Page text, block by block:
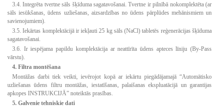
3.4. Integrēta tvertne sāls šķīduma sagatavošanai. Tvertne ir pilnībā nokomplektēta (ar
sāls iesūkšanas, ūdens uzliešanas, aizsardzības no ūdens pārplūdes mehānismiem un
savienojumiem).
3.5. Iekārtas komplektācijā ir iekļauti 25 kg sāls (NaCl) tabletēs reģenerācijas šķīduma
sagatavošanai.
3.6. Ir iespējama papildu komplektācija ar neattīrīta ūdens apteces līniju (By-Pass
vārstu).
4. Filtra montēšana
Montāžas darbi tiek veikti, ievērojot kopā ar iekārtu piegādājamajā “Automātisko
uzliešanas ūdens filtru montāžas, iestatīšanas, palaišanas ekspluatācijā un garantijas
apkopes INSTRUKCIJĀ” noteiktās prasības.
5. Galvenie tehniskie dati